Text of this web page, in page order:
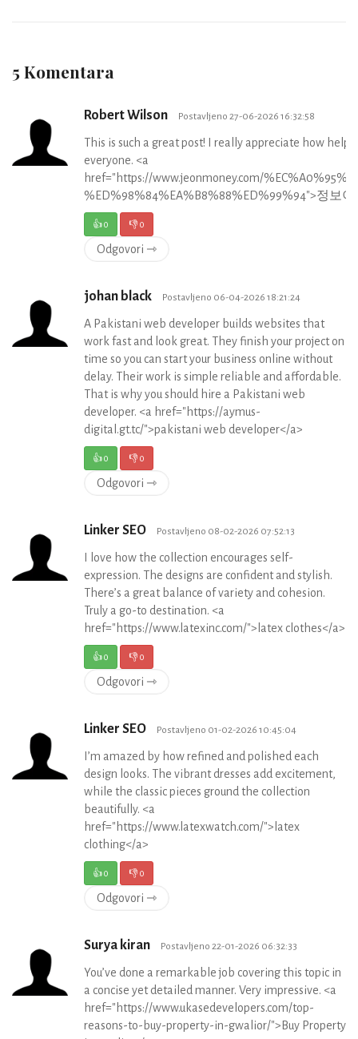
5 Komentara
Robert Wilson Postavljeno 27-06-2026 16:32:58
This is such a great post! I really appreciate how
everyone. <a
href="https://www.jeonmoney.com/
%ED%98%84%EA%B8%88%ED%99%94">정보
👍0 👎0
Odgovori ⇾
johan black Postavljeno 06-04-2026 18:21:24
A Pakistani web developer builds websites that
work fast and look great. They finish your project on
time so you can start your business online without
delay. Their work is simple reliable and affordable.
That is why you should hire a Pakistani web
developer. <a href="https://aymus-
digital.gt.tc/">pakistani web developer</a>
👍0 👎0
Odgovori ⇾
Linker SEO Postavljeno 08-02-2026 07:52:13
I love how the collection encourages self-
expression. The designs are confident and stylish.
There’s a great balance of variety and cohesion.
Truly a go-to destination. <a
href="https://www.latexinc.com/">latex clothes</a>
👍0 👎0
Odgovori ⇾
Linker SEO Postavljeno 01-02-2026 10:45:04
I’m amazed by how refined and polished each
design looks. The vibrant dresses add excitement,
while the classic pieces ground the collection
beautifully. <a
href="https://www.latexwatch.com/">latex
clothing</a>
👍0 👎0
Odgovori ⇾
Surya kiran Postavljeno 22-01-2026 06:32:33
You’ve done a remarkable job covering this topic in
a concise yet detailed manner. Very impressive. <a
href="https://www.ukasedevelopers.com/top-
reasons-to-buy-property-in-gwalior/">Buy Property